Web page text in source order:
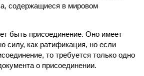
содержащиеся в мировом
быть присоединение. Оно имеет
силу, как ратификация, но если
то требуется только одно
о присоединении.